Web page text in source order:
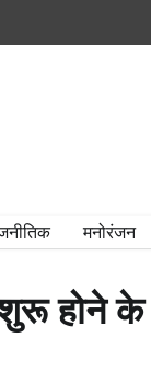
मनोरंजन
के